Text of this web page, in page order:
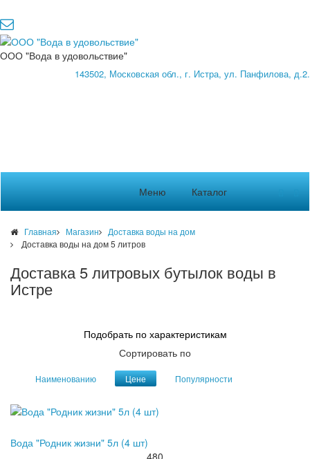
ООО "Вода в удовольствие"
143502, Московская обл., г. Истра, ул. Панфилова, д.2.
Каталог
Меню
Главная Магазин
Доставка воды на дом
Доставка воды на дом 5 литров
Доставка 5 литровых бутылок воды в
Истре
Подобрать по характеристикам
Сортировать по
Наименованию Цене Популярности
Вода "Родник жизни" 5л (4 шт)
480